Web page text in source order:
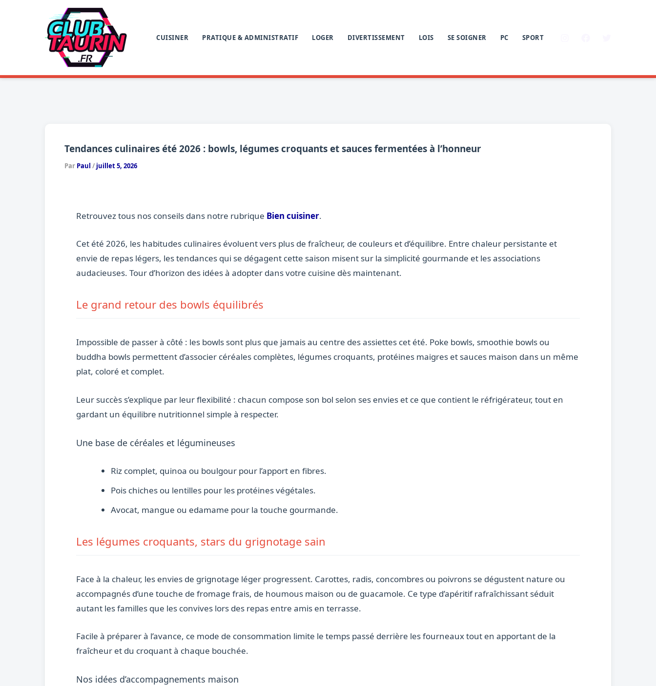
CUISINER PRATIQUE & ADMINISTRATIF LOGER DIVERTISSEMENT LOIS SE SOIGNER PC SPORT
Tendances culinaires été 2026 : bowls, légumes croquants et sauces fermentées à l’honneur
Par Paul / juillet 5, 2026
Retrouvez tous nos conseils dans notre rubrique Bien cuisiner.
Cet été 2026, les habitudes culinaires évoluent vers plus de fraîcheur, de couleurs et d’équilibre. Entre chaleur persistante et
envie de repas légers, les tendances qui se dégagent cette saison misent sur la simplicité gourmande et les associations
audacieuses. Tour d’horizon des idées à adopter dans votre cuisine dès maintenant.
Le grand retour des bowls équilibrés
Impossible de passer à côté : les bowls sont plus que jamais au centre des assiettes cet été. Poke bowls, smoothie bowls ou
buddha bowls permettent d’associer céréales complètes, légumes croquants, protéines maigres et sauces maison dans un même
plat, coloré et complet.
Leur succès s’explique par leur flexibilité : chacun compose son bol selon ses envies et ce que contient le réfrigérateur, tout en
gardant un équilibre nutritionnel simple à respecter.
Une base de céréales et légumineuses
Riz complet, quinoa ou boulgour pour l’apport en fibres.
Pois chiches ou lentilles pour les protéines végétales.
Avocat, mangue ou edamame pour la touche gourmande.
Les légumes croquants, stars du grignotage sain
Face à la chaleur, les envies de grignotage léger progressent. Carottes, radis, concombres ou poivrons se dégustent nature ou
accompagnés d’une touche de fromage frais, de houmous maison ou de guacamole. Ce type d’apéritif rafraîchissant séduit
autant les familles que les convives lors des repas entre amis en terrasse.
Facile à préparer à l’avance, ce mode de consommation limite le temps passé derrière les fourneaux tout en apportant de la
fraîcheur et du croquant à chaque bouchée.
Nos idées d’accompagnements maison